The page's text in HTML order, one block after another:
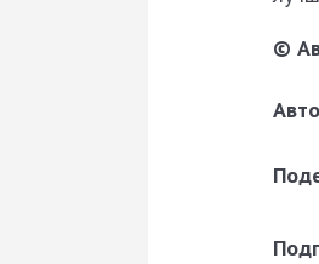
©